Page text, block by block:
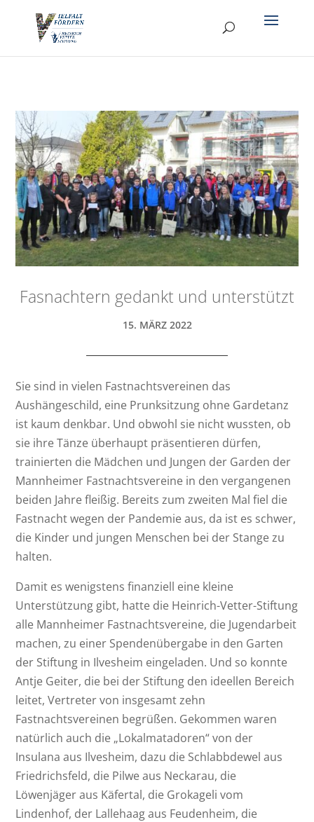
Fasnachtern gedankt und unterstützt
15. MÄRZ 2022
Sie sind in vielen Fastnachtsvereinen das
Aushängeschild, eine Prunksitzung ohne Gardetanz
ist kaum denkbar. Und obwohl sie nicht wussten, ob
sie ihre Tänze überhaupt präsentieren dürfen,
trainierten die Mädchen und Jungen der Garden der
Mannheimer Fastnachtsvereine in den vergangenen
beiden Jahre fleißig. Bereits zum zweiten Mal fiel die
Fastnacht wegen der Pandemie aus, da ist es schwer,
die Kinder und jungen Menschen bei der Stange zu
halten.
Damit es wenigstens finanziell eine kleine
Unterstützung gibt, hatte die Heinrich-Vetter-Stiftung
alle Mannheimer Fastnachtsvereine, die Jugendarbeit
machen, zu einer Spendenübergabe in den Garten
der Stiftung in Ilvesheim eingeladen. Und so konnte
Antje Geiter, die bei der Stiftung den ideellen Bereich
leitet, Vertreter von insgesamt zehn
Fastnachtsvereinen begrüßen. Gekommen waren
natürlich auch die „Lokalmatadoren“ von der
Insulana aus Ilvesheim, dazu die Schlabbdewel aus
Friedrichsfeld, die Pilwe aus Neckarau, die
Löwenjäger aus Käfertal, die Grokageli vom
Lindenhof, der Lallehaag aus Feudenheim, die